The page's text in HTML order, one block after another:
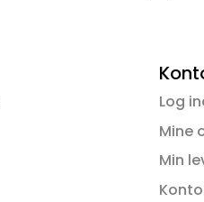
Log
Mine
Min